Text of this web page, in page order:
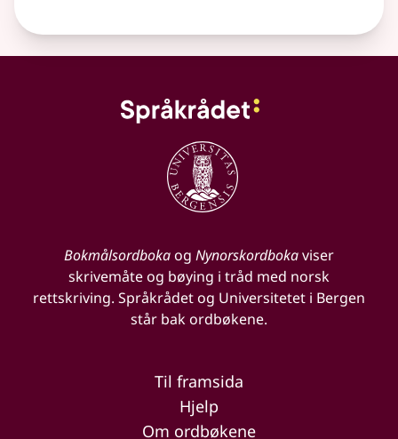
Bokmålsordbokaog Nynorskordbokaviser
skrivemåte og bøying i tråd med norsk
rettskriving. Språkrådet og Universitetet i Bergen
står bak ordbøkene.
Til framsida
Hjelp
Om ordbøkene